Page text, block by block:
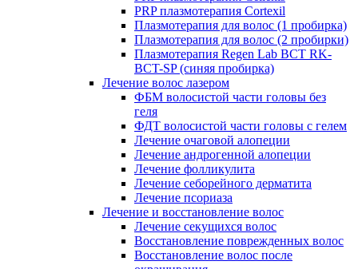
PRP плазмотерапия Cortexil
Плазмотерапия для волос (1 пробирка)
Плазмотерапия для волос (2 пробирки)
Плазмотерапия Regen Lab BCT RK-
BCT-SP (синяя пробирка)
Лечение волос лазером
ФБМ волосистой части головы без
геля
ФДТ волосистой части головы с гелем
Лечение очаговой алопеции
Лечение андрогенной алопеции
Лечение фолликулита
Лечение себорейного дерматита
Лечение псориаза
Лечение и восстановление волос
Лечение секущихся волос
Восстановление поврежденных волос
Восстановление волос после